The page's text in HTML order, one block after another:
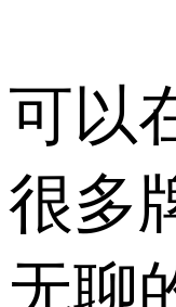
可以
很多
无聊